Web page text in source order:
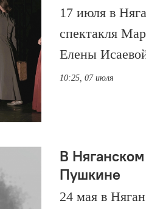
17 июля в
спектакля
Елены
10:25, 07 июля
В
Пушкине
24 мая в